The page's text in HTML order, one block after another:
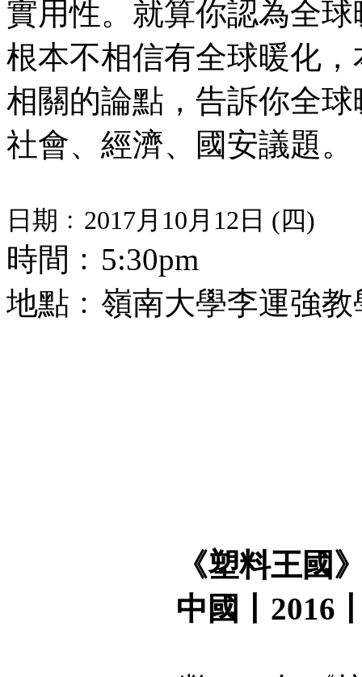
實用性。就算你認為全
根本不相信有全球暖化
相關的論點，告訴你全
社會、經濟、國安議題。
日期﹕2017月10月12日 (四)
時間﹕5:30pm
地點﹕嶺南大學李運強
《塑料王國
中國丨2016